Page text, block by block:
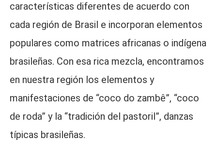
características diferentes de acuerdo con
cada región de Brasil e incorporan elementos
populares como matrices africanas o indígena
brasileñas. Con esa rica mezcla, encontramos
en nuestra región los elementos y
manifestaciones de “coco do zambê”, “coco
de roda” y la “tradición del pastoril”, danzas
típicas brasileñas.